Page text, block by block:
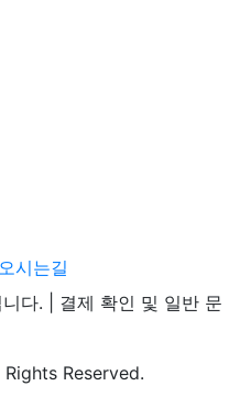
시는길
다. | 결제 확인 및 일반 문
Rights Reserved.